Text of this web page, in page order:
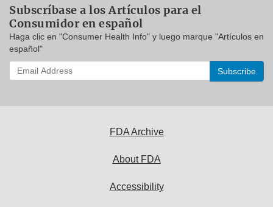
Subscríbase a los Artículos para el
Consumidor en español
Haga clic en "Consumer Health Info" y luego marque "Artículos en
español"
Enter
your
FDA Archive
About FDA
Accessibility